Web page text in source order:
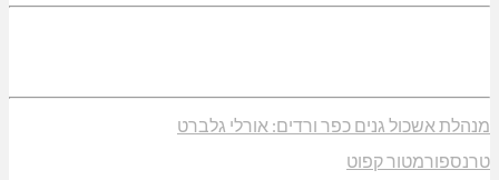
מנהלת אשכול גנים כפר ורדים: אורלי גלברט
טרנספורמטור קפוט